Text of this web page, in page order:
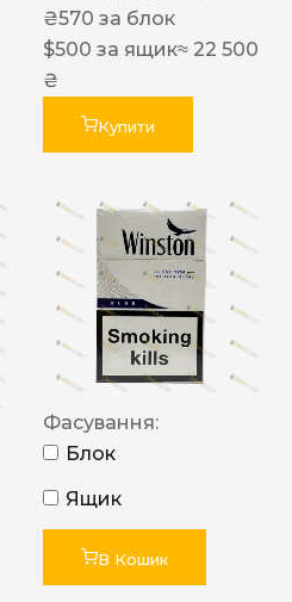
₴570 за блок
$500 за ящик≈ 22 500
₴
Купити
Фасування:
Блок
Ящик
В Кошик